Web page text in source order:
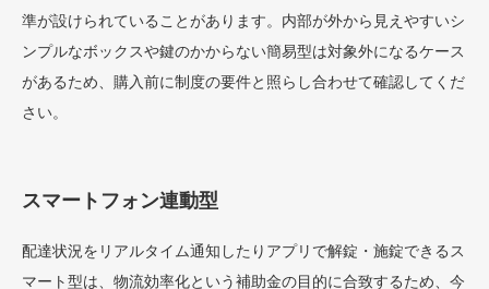
準が設けられていることがあります。内部が外から見えやすいシ
ンプルなボックスや鍵のかからない簡易型は対象外になるケース
があるため、購入前に制度の要件と照らし合わせて確認してくだ
さい。
スマートフォン連動型
配達状況をリアルタイム通知したりアプリで解錠・施錠できるス
マート型は、物流効率化という補助金の目的に合致するため、今